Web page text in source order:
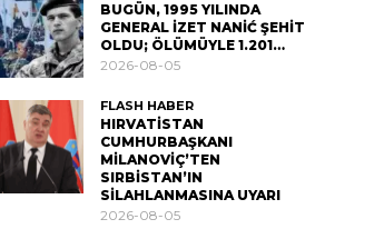
BUGÜN, 1995 YILINDA
GENERAL İZET NANİĆ ŞEHİT
OLDU; ÖLÜMÜYLE 1.201…
2026-08-05
FLASH HABER
HIRVATİSTAN
CUMHURBAŞKANI
MİLANOVİÇ’TEN
SIRBİSTAN’IN
SİLAHLANMASINA UYARI
2026-08-05